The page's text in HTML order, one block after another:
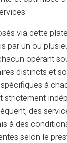
d'apprentissage
des
plus en
tel — ce qui
des
via cette
par un ou
opérant
distincts et
à
strictement
des
à des
selon le